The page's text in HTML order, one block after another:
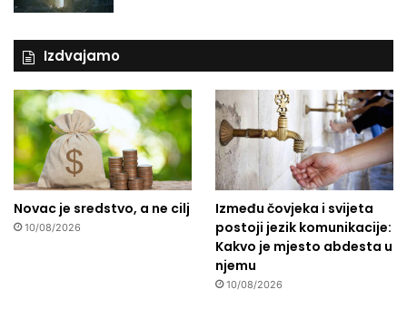
Izdvajamo
Novac je sredstvo, a ne cilj
10/08/2026
Između čovjeka i svijeta
postoji jezik komunikacije:
Kakvo je mjesto abdesta u
njemu
10/08/2026